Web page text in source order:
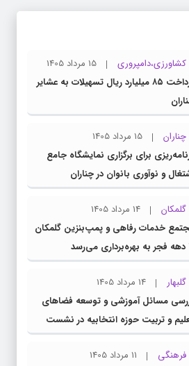
کشاورزی،دامپروری
15 مرداد 1405
پرداخت ۸۵ میلیارد ریال تسهیلات به عشایر
چناران
15 مرداد 1405
برای برگزاری نمایشگاه جامع
و نوآوری بانوان در چناران
گلمکان
14 مرداد 1405
خدمات رفاهی و پمپ‌بنزین گلمکان
دهه فجر به بهره‌برداری می‌رسد
گلبهار
14 مرداد 1405
مسائل آموزشی و توسعه فضاهای
و تربیت حوزه انتخابیه در نشست
عضو کمیسیون آموزش مجلس با
آموزش و پرورش خراسان رضویفرهنگی
11 مرداد 1405